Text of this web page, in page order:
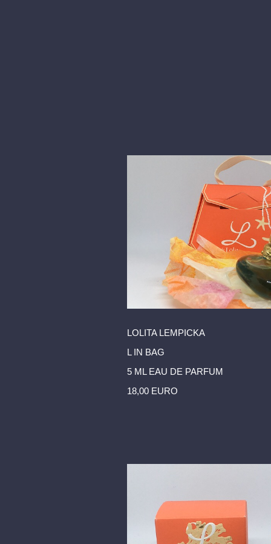
LOLITA LEMPICKA
L IN BAG
5 ML EAU DE PARFUM
18,00 EURO